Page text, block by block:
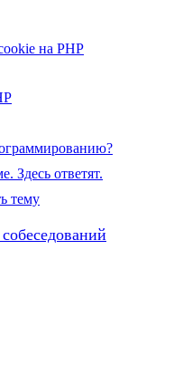
на PHP
Здесь ответят.
тему